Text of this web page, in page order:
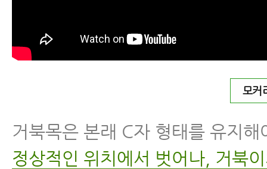
교통사고후병원 잘 고르는 법 7가지
교통사고 후 입원 병원 어떻게 고르
자동차사고병원 잘 고르는 법 8가지
모커
거북목은 본래 C자 형태를 유지해
정상적인 위치에서 벗어나, 거북